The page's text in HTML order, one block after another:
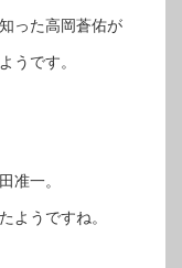
った高岡蒼佑が
うです。
准一。
ようですね。